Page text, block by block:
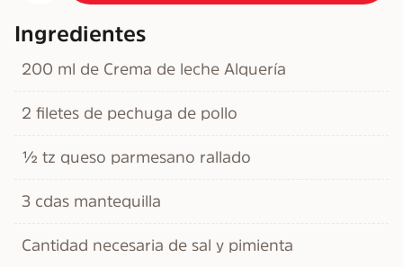
Ingredientes
200 ml de Crema de leche Alquería
2 filetes de pechuga de pollo
½ tz queso parmesano rallado
3 cdas mantequilla
Cantidad necesaria de sal y pimienta